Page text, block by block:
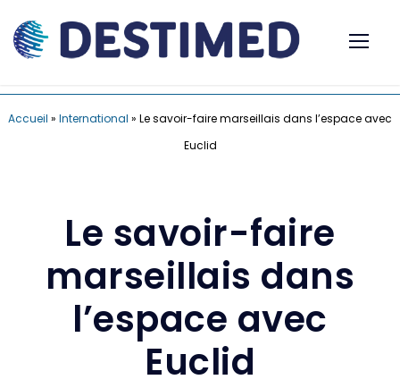
Accueil » International » Le savoir-faire marseillais dans l’espace avec
Euclid
Le savoir-faire
marseillais dans
l’espace avec
Euclid